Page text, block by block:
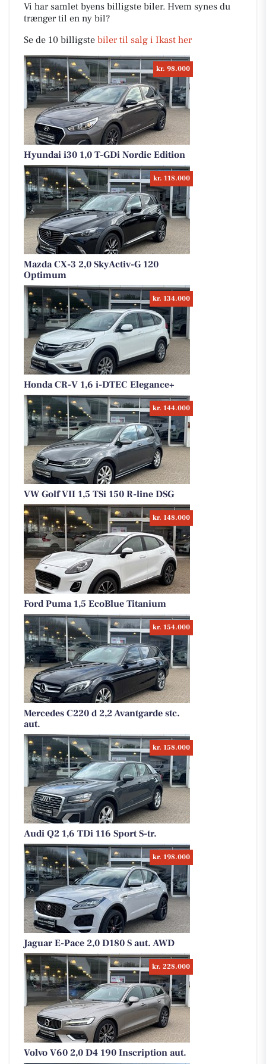
Vi har samlet byens billigste biler. Hvem synes du
trænger til en ny bil?
Se de 10 billigste biler til salg i Ikast her
kr. 98.000
Hyundai i30 1,0 T-GDi Nordic Edition
kr. 118.000
Mazda CX-3 2,0 SkyActiv-G 120
Optimum
kr. 134.000
Honda CR-V 1,6 i-DTEC Elegance+
kr. 144.000
VW Golf VII 1,5 TSi 150 R-line DSG
kr. 148.000
Ford Puma 1,5 EcoBlue Titanium
kr. 154.000
Mercedes C220 d 2,2 Avantgarde stc.
aut.
kr. 158.000
Audi Q2 1,6 TDi 116 Sport S-tr.
kr. 198.000
Jaguar E-Pace 2,0 D180 S aut. AWD
kr. 228.000
Volvo V60 2,0 D4 190 Inscription aut.